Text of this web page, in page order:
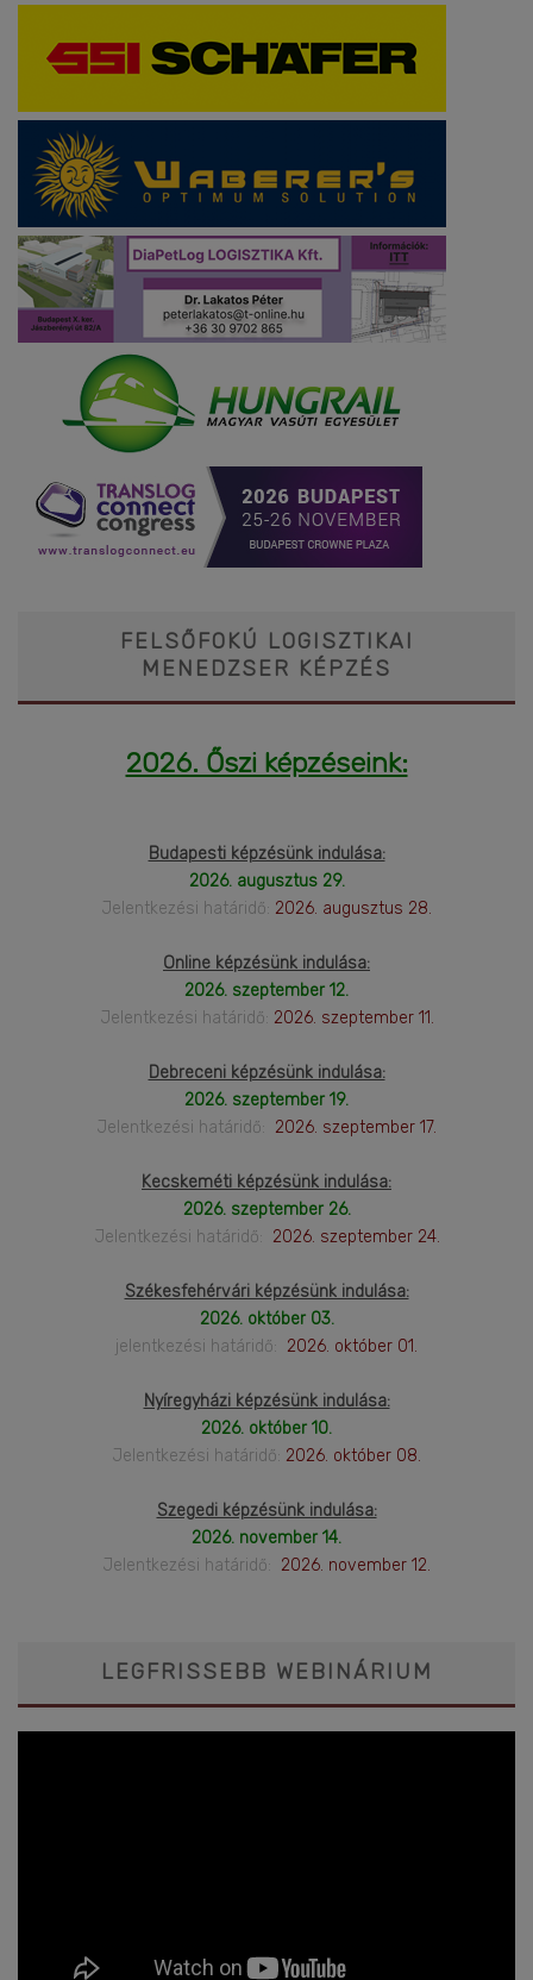
FELSŐFOKÚ LOGISZTIKAI
MENEDZSER KÉPZÉS
2026. Őszi képzéseink:
Budapesti képzésünk indulása:
2026. augusztus 29.
Jelentkezési határidő: 2026. augusztus 28.
Online képzésünk indulása:
2026. szeptember 12.
Jelentkezési határidő: 2026. szeptember 11.
Debreceni képzésünk indulása:
2026. szeptember 19.
Jelentkezési határidő: 2026. szeptember 17.
Kecskeméti képzésünk indulása:
2026. szeptember 26.
Jelentkezési határidő: 2026. szeptember 24.
Székesfehérvári képzésünk indulása:
2026. október 03.
jelentkezési határidő: 2026. október 01.
Nyíregyházi képzésünk indulása:
2026. október 10.
Jelentkezési határidő: 2026. október 08.
Szegedi képzésünk indulása:
2026. november 14.
Jelentkezési határidő: 2026. november 12.
LEGFRISSEBB WEBINÁRIUM